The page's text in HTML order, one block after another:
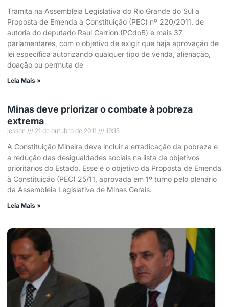
Tramita na Assembleia Legislativa do Rio Grande do Sul a
Proposta de Emenda à Constituição (PEC) nº 220/2011, de
autoria do deputado Raul Carrion (PCdoB) e mais 37
parlamentares, com o objetivo de exigir que haja aprovação de
lei específica autorizando qualquer tipo de venda, alienação,
doação ou permuta de
Leia Mais »
Minas deve priorizar o combate à pobreza
extrema
jessen 21 de outubro de 2011 19:15
A Constituição Mineira deve incluir a erradicação da pobreza e
a redução das desigualdades sociais na lista de objetivos
prioritários do Estado. Esse é o objetivo da Proposta de Emenda
à Constituição (PEC) 25/11, aprovada em 1º turno pelo plenário
da Assembleia Legislativa de Minas Gerais.
Leia Mais »